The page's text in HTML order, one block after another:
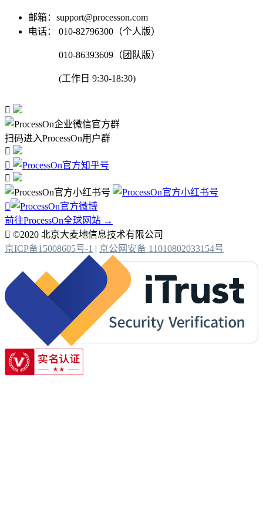
邮箱：support@processon.com
电话：
010-82796300（个人版）
010-86393609（团队版）
(工作日 9:30-18:30)

扫码进入ProcessOn用户群




前往ProcessOn全球网站 →
 ©2020 北京大麦地信息技术有限公司
京ICP备15008605号-1 | 京公网安备 11010802033154号